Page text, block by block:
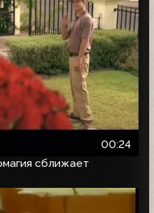
00:24
сближает